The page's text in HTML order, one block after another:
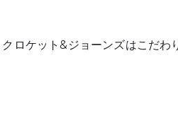
ロケット&ジョーンズはこだ